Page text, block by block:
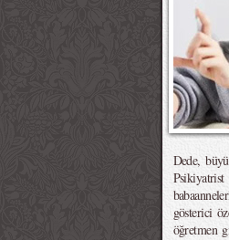
Dede,
Psikiyatrist
gösterici
öğretmen